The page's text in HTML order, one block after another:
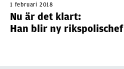
1 februari 2018
Nu är det klart:
Han blir ny rikspolischef